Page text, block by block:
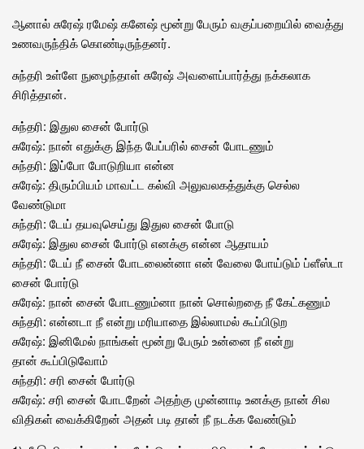
ஆனால் சுரேஷ் ரமேஷ் கனேஷ் மூன்று பேரும் வகுப்பறையில் வைத்து
உணவருந்திக் கொண்டிருந்தனர்.
சுந்தரி உள்ளே நுழைந்தாள் சுரேஷ் அவளைப்பார்த்து நக்கலாக
சிரித்தான்.
சுந்தரி: இதுல சைன் போர்டு
சுரேஷ்: நான் எதுக்கு இந்த பேப்பரில் சைன் போடணும்
சுந்தரி: இப்போ போடுறியா என்ன
சுரேஷ்: திரும்பியம் மாவட்ட கல்வி அலுவலகத்துக்கு செல்ல
வேண்டுமா
சுந்தரி: டேய் தயவுசெய்து இதுல சைன் போடு
சுரேஷ்: இதுல சைன் போர்டு எனக்கு என்ன ஆதாயம்
சுந்தரி: டேய் நீ சைன் போடலைன்னா என் வேலை போய்டும் ப்ளீஸ்டா
சைன் போர்டு
சுரேஷ்: நான் சைன் போடணும்னா நான் சொல்றதை நீ கேட்கணும்
சுந்தரி: என்னடா நீ என்று மரியாதை இல்லாமல் கூப்பிடுற
சுரேஷ்: இனிமேல் நாங்கள் மூன்று பேரும் உன்னை நீ என்று
தான் கூப்பிடுவோம்
சுந்தரி: சரி சைன் போர்டு
சுரேஷ்: சரி சைன் போடறேன் அதற்கு முன்னாடி உனக்கு நான் சில
விதிகள் வைக்கிறேன் அதன் படி தான் நீ நடக்க வேண்டும்